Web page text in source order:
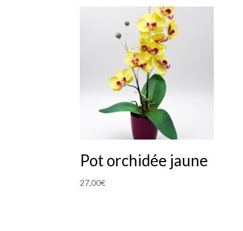
Pot orchidée jaune
27,00€